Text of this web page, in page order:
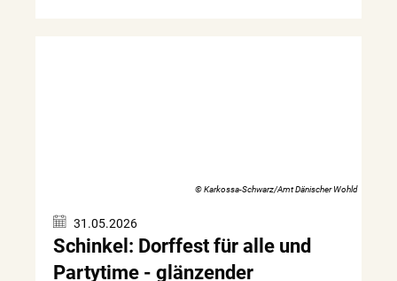
© Karkossa-Schwarz/Amt Dänischer Wohld
31.05.2026
Schinkel: Dorffest für alle und
Partytime - glänzender